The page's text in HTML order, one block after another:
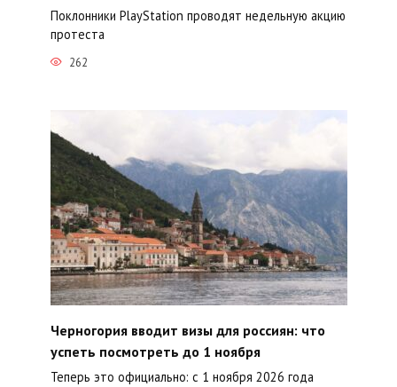
Поклонники PlayStation проводят недельную акцию
протеста
262
Черногория вводит визы для россиян: что
успеть посмотреть до 1 ноября
Теперь это официально: с 1 ноября 2026 года